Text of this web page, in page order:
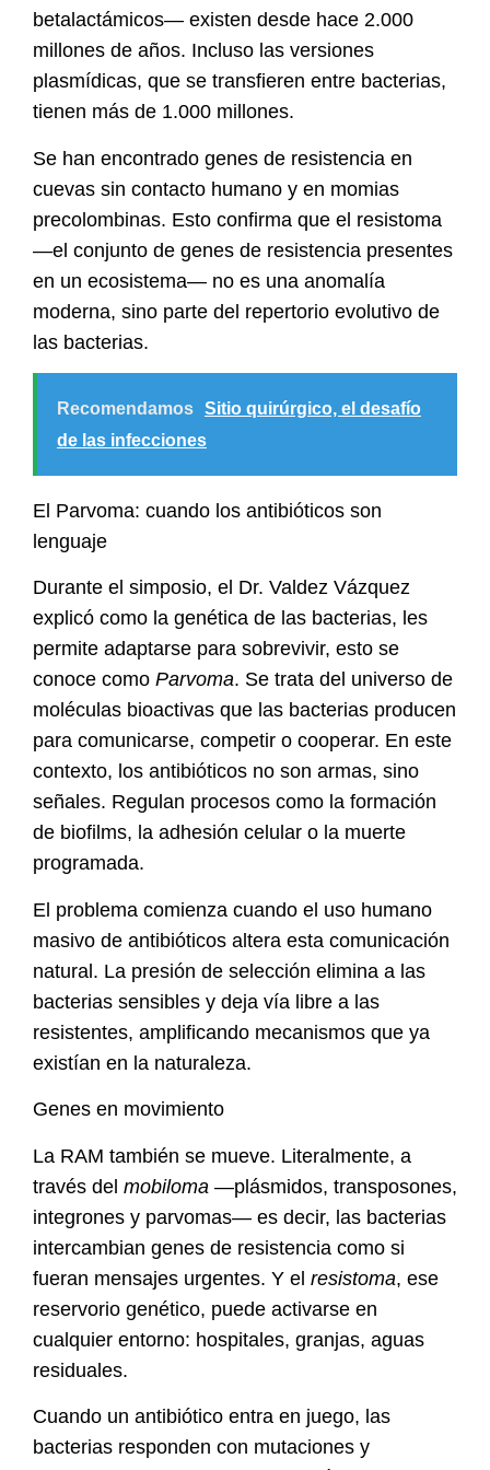
betalactámicos— existen desde hace 2.000
millones de años. Incluso las versiones
plasmídicas, que se transfieren entre bacterias,
tienen más de 1.000 millones.
Se han encontrado genes de resistencia en
cuevas sin contacto humano y en momias
precolombinas. Esto confirma que el resistoma
—el conjunto de genes de resistencia presentes
en un ecosistema— no es una anomalía
moderna, sino parte del repertorio evolutivo de
las bacterias.
Recomendamos Sitio quirúrgico, el desafío
de las infecciones
El Parvoma: cuando los antibióticos son
lenguaje
Durante el simposio, el Dr. Valdez Vázquez
explicó como la genética de las bacterias, les
permite adaptarse para sobrevivir, esto se
conoce como Parvoma. Se trata del universo de
moléculas bioactivas que las bacterias producen
para comunicarse, competir o cooperar. En este
contexto, los antibióticos no son armas, sino
señales. Regulan procesos como la formación
de biofilms, la adhesión celular o la muerte
programada.
El problema comienza cuando el uso humano
masivo de antibióticos altera esta comunicación
natural. La presión de selección elimina a las
bacterias sensibles y deja vía libre a las
resistentes, amplificando mecanismos que ya
existían en la naturaleza.
Genes en movimiento
La RAM también se mueve. Literalmente, a
través del mobiloma —plásmidos, transposones,
integrones y parvomas— es decir, las bacterias
intercambian genes de resistencia como si
fueran mensajes urgentes. Y el resistoma, ese
reservorio genético, puede activarse en
cualquier entorno: hospitales, granjas, aguas
residuales.
Cuando un antibiótico entra en juego, las
bacterias responden con mutaciones y